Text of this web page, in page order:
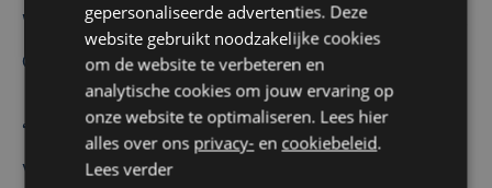
Winkel Koerse zijn tevreden met de ruimte
die ze krijgen.
“We zijn ook heel trots op de restauratie
van het Capellehof in Rollegem-Kapelle”,
gepersonaliseerde advertenties. Deze
website gebruikt noodzakelijke cookies
om de website te verbeteren en
analytische cookies om jouw ervaring op
onze website te optimaliseren. Lees hier
alles over ons privacy- en cookiebeleid.
Lees verder